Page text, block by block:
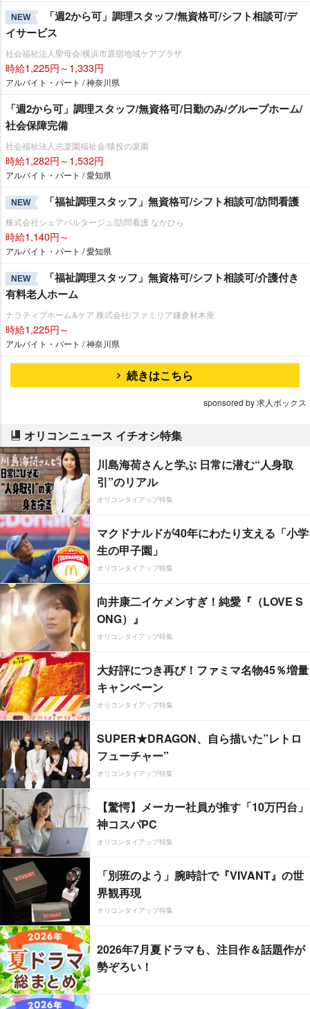
NEW
「週2から可」調理スタッフ/無資格可/シフト相談可/デ
イサービス
社会福祉法人聖母会/横浜市原宿地域ケアプラザ
時給1,225円～1,333円
アルバイト・パート / 神奈川県
「週2から可」調理スタッフ/無資格可/日勤のみ/グループホーム/
社会保障完備
社会福祉法人志楽園福祉会/猿投の楽園
時給1,282円～1,532円
アルバイト・パート / 愛知県
NEW 「福祉調理スタッフ」無資格可/シフト相談可/訪問看護
株式会社シェアパルタージュ/訪問看護 なかひら
時給1,140円～
アルバイト・パート / 愛知県
NEW
「福祉調理スタッフ」無資格可/シフト相談可/介護付き
有料老人ホーム
ナラティブホーム&ケア 株式会社/ファミリア鎌倉材木座
時給1,225円～
アルバイト・パート / 神奈川県
続きはこちら
sponsored by 求人ボックス
オリコンニュース イチオシ特集
川島海荷さんと学ぶ 日常に潜む“人身取
引”のリアル
オリコンタイアップ特集
マクドナルドが40年にわたり支える「小学
生の甲子園」
オリコンタイアップ特集
向井康二イケメンすぎ！純愛『（LOVE S
ONG）』
オリコンタイアップ特集
大好評につき再び！ファミマ名物45％増量
キャンペーン
オリコンタイアップ特集
SUPER★DRAGON、自ら描いた”レトロ
フューチャー”
オリコンタイアップ特集
【驚愕】メーカー社員が推す「10万円台」
神コスパPC
オリコンタイアップ特集
「別班のよう」腕時計で『VIVANT』の世
界観再現
オリコンタイアップ特集
2026年7月夏ドラマも、注目作＆話題作が
勢ぞろい！